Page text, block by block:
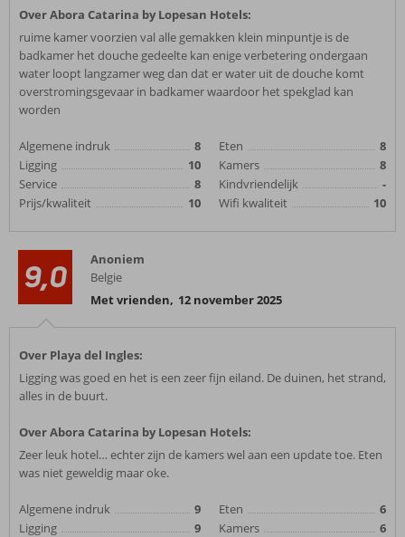
Over Abora Catarina by Lopesan Hotels:
ruime kamer voorzien val alle gemakken klein minpuntje is de
badkamer het douche gedeelte kan enige verbetering ondergaan
water loopt langzamer weg dan dat er water uit de douche komt
overstromingsgevaar in badkamer waardoor het spekglad kan
worden
Algemene indruk
8
Ligging
10
Service
8
Prijs/kwaliteit
10
Eten
8
Kamers
8
Kindvriendelijk
-
Wifi kwaliteit
10
9,0
Anoniem
Belgie
Met vrienden, 12 november 2025
Over Playa del Ingles:
Ligging was goed en het is een zeer fijn eiland. De duinen, het strand,
alles in de buurt.
Over Abora Catarina by Lopesan Hotels:
Zeer leuk hotel… echter zijn de kamers wel aan een update toe. Eten
was niet geweldig maar oke.
Algemene indruk
9
Ligging
9
Eten
6
Kamers
6